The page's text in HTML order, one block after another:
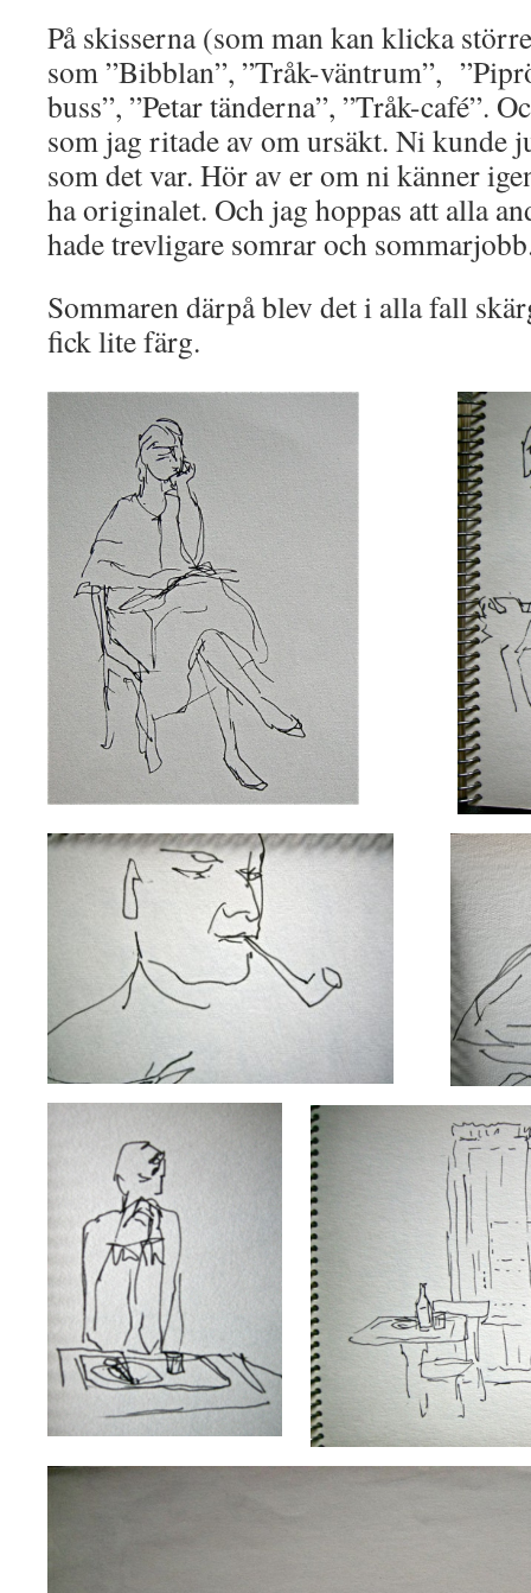
På skisserna (som man kan klicka
som ”Bibblan”, ”Tråk-väntrum”,
buss”, ”Petar tänderna”, ”Tråk-café”.
som jag ritade av om ursäkt. Ni kunde
som det var. Hör av er om ni känner
ha originalet. Och jag hoppas att alla
hade trevligare somrar och
Sommaren därpå blev det i alla fall
fick lite färg.